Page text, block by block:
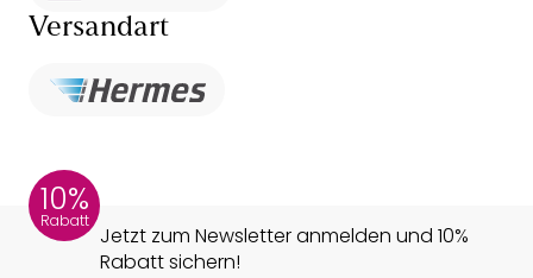
Versandart
10%
Rabatt
Jetzt zum Newsletter anmelden und 10%
Rabatt sichern!